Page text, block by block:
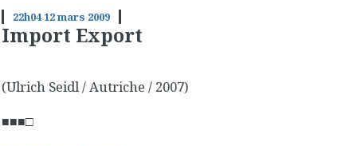
22h0412mars 2009
Import Export
(Ulrich Seidl / Autriche / 2007)
■■■□